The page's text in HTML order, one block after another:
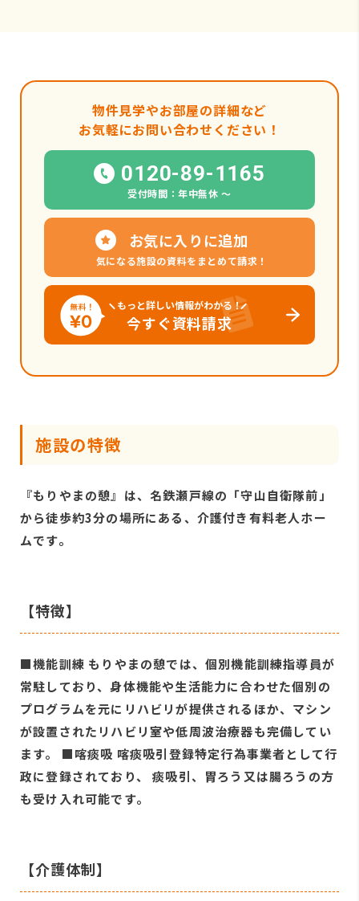
物件見学やお部屋の詳細など
お気軽にお問い合わせください！
0120-89-1165
受付時間：年中無休 〜
お気に入りに追加
気になる施設の資料をまとめて請求！
もっと詳しい情報がわかる！
今すぐ資料請求
施設の特徴
『もりやまの憩』は、名鉄瀬戸線の「守山自衛隊前」
から徒歩約3分の場所にある、介護付き有料老人ホー
ムです。
【特徴】
■機能訓練 もりやまの憩では、個別機能訓練指導員が
常駐しており、身体機能や生活能力に合わせた個別の
プログラムを元にリハビリが提供されるほか、マシン
が設置されたリハビリ室や低周波治療器も完備してい
ます。 ■喀痰吸 喀痰吸引登録特定行為事業者として行
政に登録されており、 痰吸引、胃ろう又は腸ろうの方
も受け入れ可能です。
【介護体制】